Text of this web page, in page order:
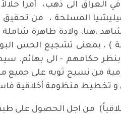
الى ذهب، أمراً
المسلحة ، من تحقيق (
،هنا، ولادة ظاهرة
) ، بمعنى تشجيع الحس
حكامهم - الى بهائم.
من نسيج ثوبه على جميع
تخطيط منظومة أخلاقية
من اجل الحصول على